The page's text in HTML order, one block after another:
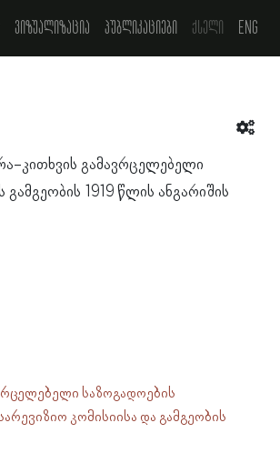
ვიზუალიზაცია პუბლიკაციები ქსელი Eng
კითხვის გამავრცელებელი
1919 წლის ანგარიშის
საზოგადოების
კომისიისა და გამგეობის